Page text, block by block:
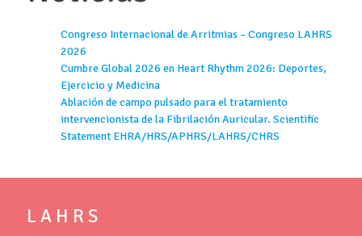
Congreso Internacional de Arritmias – Congreso LAHRS
2026
Cumbre Global 2026 en Heart Rhythm 2026: Deportes,
Ejercicio y Medicina
Ablación de campo pulsado para el tratamiento
intervencionista de la Fibrilación Auricular. Scientific
Statement EHRA/HRS/APHRS/LAHRS/CHRS
L A H R S